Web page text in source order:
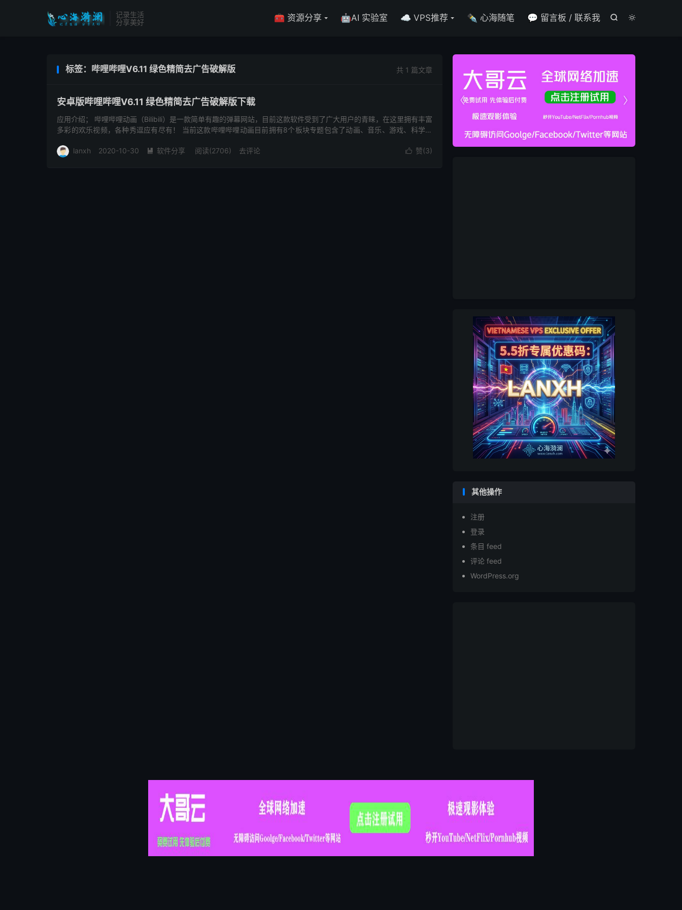
记录生活
分享美好


🧰 资源分享 🤖AI 实验室 ☁️ VPS推荐 ✒️ 心海随笔 💬 留言板 / 联系我
共 1 篇文章
标签：哔哩哔哩V6.11 绿色精简去广告破解版
安卓版哔哩哔哩V6.11 绿色精简去广告破解版下载
应用介绍； 哔哩哔哩动画（Bilibili）是一款简单有趣的弹幕网站，目前这款软件受到了广大用户的青睐，在这里拥有丰富
多彩的欢乐视频，各种秀逗应有尽有！ 当前这款哔哩哔哩动画目前拥有8个板块专题包含了动画、音乐、游戏、科学技
 赞(3)
lanxh 2020-10-30  软件分享 阅读(2706) 去评论


其他操作
注册
登录
条目 feed
评论 feed
WordPress.org